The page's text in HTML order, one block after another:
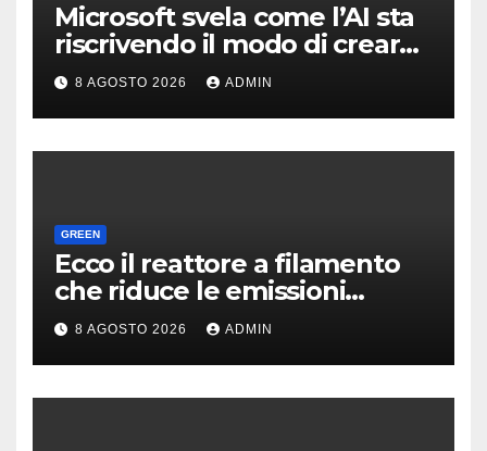
Microsoft svela come l’AI sta
riscrivendo il modo di creare
software
8 AGOSTO 2026 ADMIN
GREEN
Ecco il reattore a filamento
che riduce le emissioni
dell’industria chimica
8 AGOSTO 2026 ADMIN